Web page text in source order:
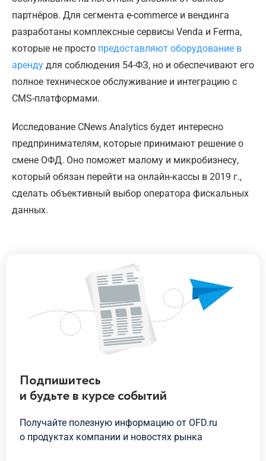
партнёров. Для сегмента e-commerce и вендинга
разработаны комплексные сервисы Venda и Ferma,
которые не просто предоставляют оборудование в
аренду для соблюдения 54-ФЗ, но и обеспечивают его
полное техническое обслуживание и интеграцию с
CMS-платформами.
Исследование CNews Analytics будет интересно
предпринимателям, которые принимают решение о
смене ОФД. Оно поможет малому и микробизнесу,
который обязан перейти на онлайн-кассы в 2019 г.,
сделать объективный выбор оператора фискальных
данных.
Подпишитесь
и будьтев курсесобытий
Получайте полезную информацию от OFD.ru
о продуктах компании и новостях рынка